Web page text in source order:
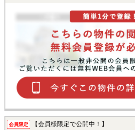
会員限定 【会員様限定で公開中！】